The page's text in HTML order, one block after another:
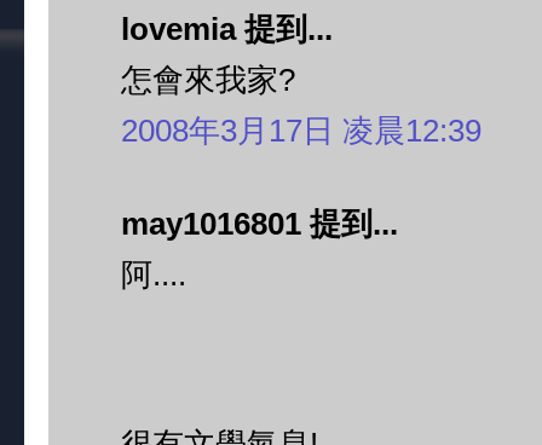
lovemia 提到...
怎會來我家?
2008年3月17日 凌晨12:39
may1016801 提到...
阿....